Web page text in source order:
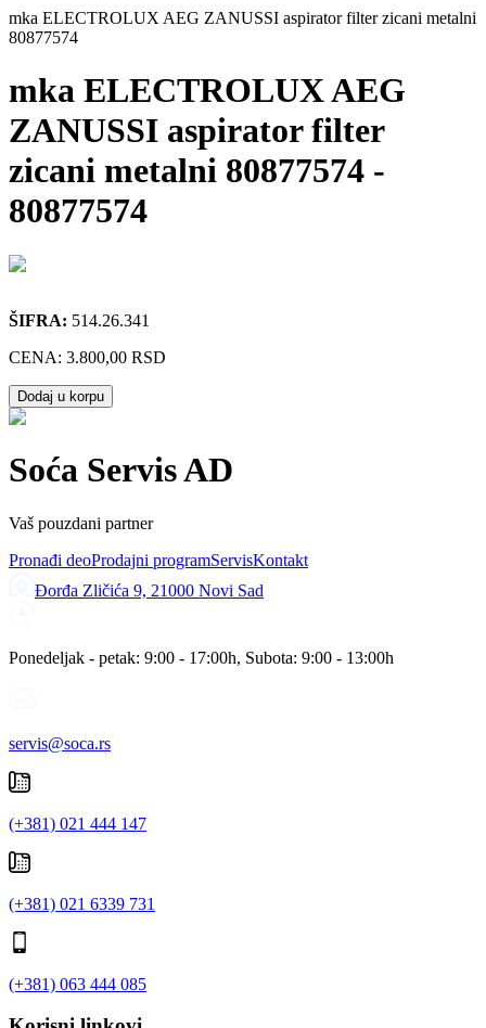
mka ELECTROLUX AEG ZANUSSI aspirator filter zicani metalni
80877574
mka ELECTROLUX AEG
ZANUSSI aspirator filter
zicani metalni 80877574 -
80877574
ŠIFRA: 514.26.341
CENA: 3.800,00 RSD
Dodaj u korpu
Soća Servis AD
Vaš pouzdani partner
Pronađi deoProdajni programServisKontakt
Đorđa Zličića 9, 21000 Novi Sad
Ponedeljak - petak: 9:00 - 17:00h, Subota: 9:00 - 13:00h
servis@soca.rs
(+381) 021 444 147
(+381) 021 6339 731
(+381) 063 444 085